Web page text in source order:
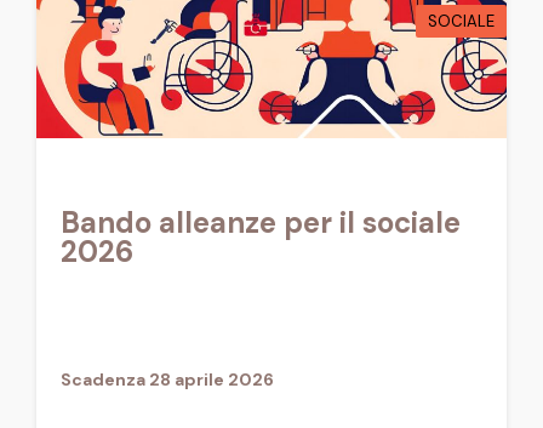
Bando alleanze per il sociale
2026
Scadenza 28 aprile 2026
SOCIALE